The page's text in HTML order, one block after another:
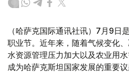
（哈萨克国际通讯社讯）7月9日
职业节。近年来，随着气候变化
水资源管理压力加大以及农业用
成为哈萨克斯坦国家发展的重要